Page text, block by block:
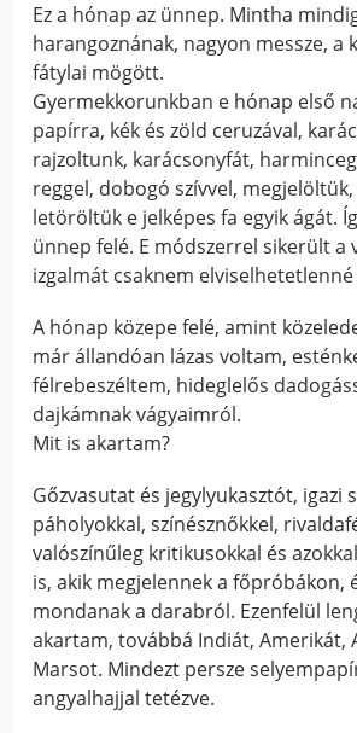
Ez a hónap az ünnep. Mintha
harangoznának, nagyon messze, a
fátylai mögött.
Gyermekkorunkban e hónap első
papírra, kék és zöld ceruzával,
rajzoltunk, karácsonyfát,
reggel, dobogó szívvel,
letöröltük e jelképes fa egyik ágát.
ünnep felé. E módszerrel sikerült a
izgalmát csaknem
A hónap közepe felé, amint
már állandóan lázas voltam,
félrebeszéltem, hideglelős
dajkámnak vágyaimról.
Mit is akartam?
Gőzvasutat és jegylyukasztót, igazi
páholyokkal, színésznőkkel,
valószínűleg kritikusokkal és
is, akik megjelennek a főpróbákon,
mondanak a darabról. Ezenfelül
akartam, továbbá Indiát, Amerikát,
Marsot. Mindezt persze
angyalhajjal tetézve.